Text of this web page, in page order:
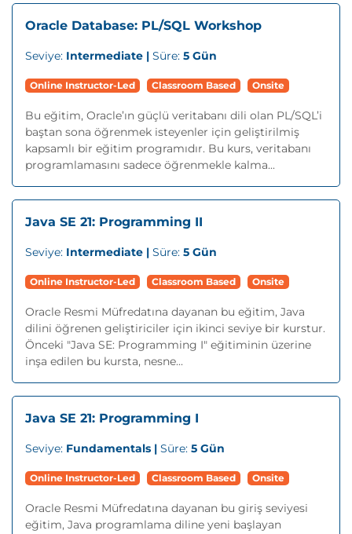
Oracle Database: PL/SQL Workshop
Seviye: Intermediate | Süre: 5 Gün
Online Instructor-Led Classroom Based Onsite
Bu eğitim, Oracle’ın güçlü veritabanı dili olan PL/SQL’i
baştan sona öğrenmek isteyenler için geliştirilmiş
kapsamlı bir eğitim programıdır. Bu kurs, veritabanı
programlamasını sadece öğrenmekle kalma...
Java SE 21: Programming II
Seviye: Intermediate | Süre: 5 Gün
Online Instructor-Led Classroom Based Onsite
Oracle Resmi Müfredatına dayanan bu eğitim, Java
dilini öğrenen geliştiriciler için ikinci seviye bir kurstur.
Önceki "Java SE: Programming I" eğitiminin üzerine
inşa edilen bu kursta, nesne...
Java SE 21: Programming I
Seviye: Fundamentals | Süre: 5 Gün
Online Instructor-Led Classroom Based Onsite
Oracle Resmi Müfredatına dayanan bu giriş seviyesi
eğitim, Java programlama diline yeni başlayan